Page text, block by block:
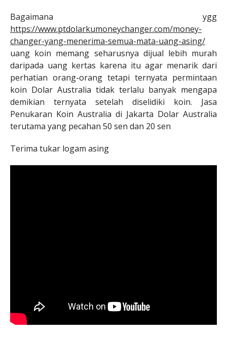
Bagaimana ygg
https://www.ptdolarkumoneychanger.com/money-
changer-yang-menerima-semua-mata-uang-asing/
uang koin memang seharusnya dijual lebih murah
daripada uang kertas karena itu agar menarik dari
perhatian orang-orang tetapi ternyata permintaan
koin Dolar Australia tidak terlalu banyak mengapa
demikian ternyata setelah diselidiki koin. Jasa
Penukaran Koin Australia di Jakarta Dolar Australia
terutama yang pecahan 50 sen dan 20 sen
Terima tukar logam asing